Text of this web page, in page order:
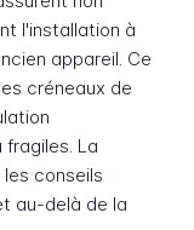
l'installation à
appareil. Ce
créneaux de
La
conseils
au-delà de la